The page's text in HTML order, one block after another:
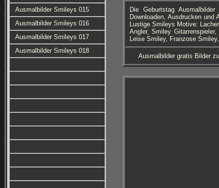
Ausmalbilder Smileys 015
Ausmalbilder Smileys 016
Ausmalbilder Smileys 017
Ausmalbilder Smileys 018
Die Geburtstag
Downloaden, Ausdrucken
Lustige Smileys Motive:
Angler, Smiley
Leise Smiley, Franzose
Ausmalbilder gratis Bilder